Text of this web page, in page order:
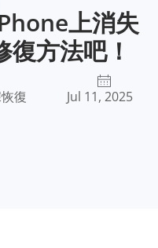
上消失
方法吧！
復 Jul 11, 2025